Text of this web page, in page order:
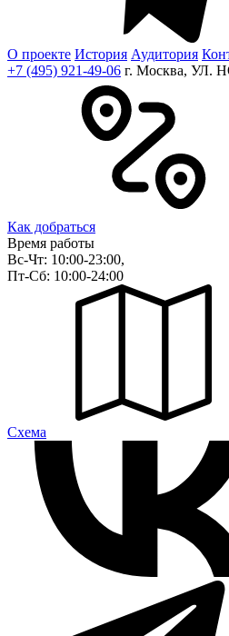
О проекте История Аудитория
+7 (495) 921-49-06 г. Москва,
Как добраться
Время работы
Вс-Чт: 10:00-23:00,
Пт-Сб: 10:00-24:00
Cхема